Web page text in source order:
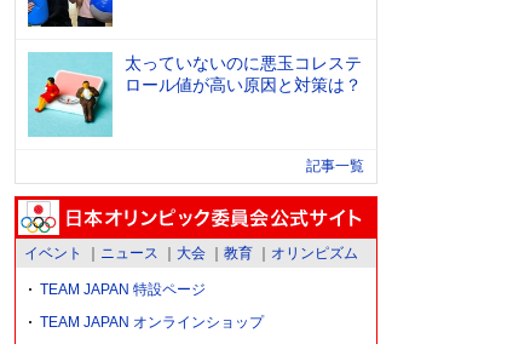
太っていないのに悪玉コレステ
ロール値が高い原因と対策は？
記事一覧
イベント ニュース 大会 教育 オリンピズム
TEAM JAPAN 特設ページ
TEAM JAPAN オンラインショップ